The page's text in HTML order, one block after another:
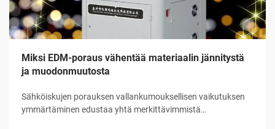
Miksi EDM-poraus vähentää materiaalin jännitystä
ja muodonmuutosta
Sähköiskujen porauksen vallankumouksellisen vaikutuksen
ymmärtäminen edustaa yhtä merkittävimmistä